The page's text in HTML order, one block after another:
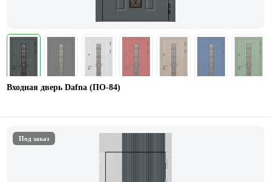
Входная дверь Dafna (ПО-84)
Под заказ